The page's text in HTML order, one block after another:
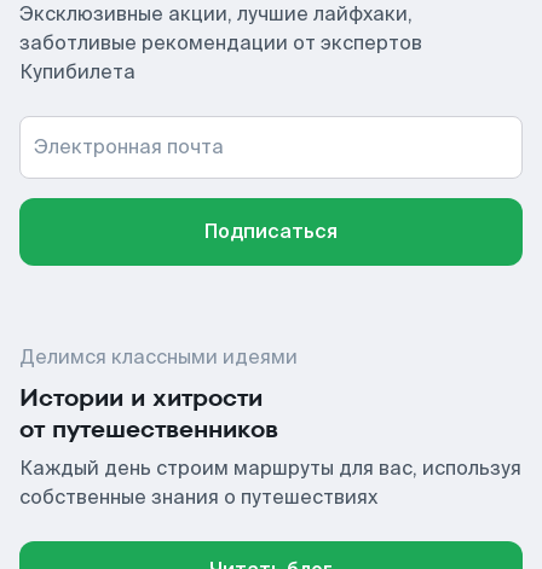
Эксклюзивные акции, лучшие лайфхаки,
заботливые рекомендации от экспертов
Купибилета
Электронная почта
Подписаться
Делимся классными идеями
Истории и хитрости
от путешественников
Каждый день строим маршруты для вас, используя
собственные знания о путешествиях